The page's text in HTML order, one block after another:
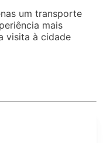
um transporte
mais
visita à cidade